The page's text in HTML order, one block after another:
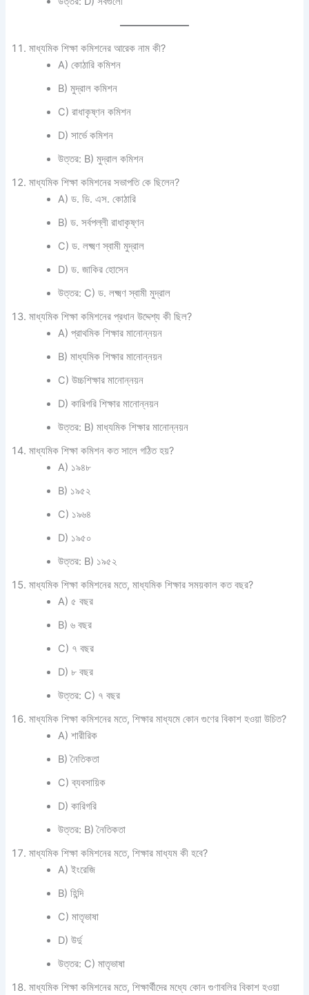
মাধ্যমিক শিক্ষা কমিশনের আরেক নাম কী?
A) কোঠারি কমিশন
B) মুদ্রাল কমিশন
C) রাধাকৃষ্ণন কমিশন
D) সার্ভে কমিশন
উত্তর: B) মুদ্রাল কমিশন
মাধ্যমিক শিক্ষা কমিশনের সভাপতি কে ছিলেন?
A) ড. ডি. এস. কোঠারি
B) ড. সর্বপল্লী রাধাকৃষ্ণন
C) ড. লক্ষ্মণ স্বামী মুদ্রাল
D) ড. জাকির হোসেন
উত্তর: C) ড. লক্ষ্মণ স্বামী মুদ্রাল
মাধ্যমিক শিক্ষা কমিশনের প্রধান উদ্দেশ্য কী ছিল?
A) প্রাথমিক শিক্ষার মানোন্নয়ন
B) মাধ্যমিক শিক্ষার মানোন্নয়ন
C) উচ্চশিক্ষার মানোন্নয়ন
D) কারিগরি শিক্ষার মানোন্নয়ন
উত্তর: B) মাধ্যমিক শিক্ষার মানোন্নয়ন
মাধ্যমিক শিক্ষা কমিশন কত সালে গঠিত হয়?
A) ১৯৪৮
B) ১৯৫২
C) ১৯৬৪
D) ১৯৫০
উত্তর: B) ১৯৫২
মাধ্যমিক শিক্ষা কমিশনের মতে, মাধ্যমিক শিক্ষার সময়কাল কত বছর?
A) ৫ বছর
B) ৬ বছর
C) ৭ বছর
D) ৮ বছর
উত্তর: C) ৭ বছর
মাধ্যমিক শিক্ষা কমিশনের মতে, শিক্ষার মাধ্যমে কোন গুণের বিকাশ হওয়া উচিত?
A) শারীরিক
B) নৈতিকতা
C) ব্যবসায়িক
D) কারিগরি
উত্তর: B) নৈতিকতা
মাধ্যমিক শিক্ষা কমিশনের মতে, শিক্ষার মাধ্যম কী হবে?
A) ইংরেজি
B) হিন্দি
C) মাতৃভাষা
D) উর্দু
উত্তর: C) মাতৃভাষা
মাধ্যমিক শিক্ষা কমিশনের মতে, শিক্ষার্থীদের মধ্যে কোন গুণাবলির বিকাশ হওয়া